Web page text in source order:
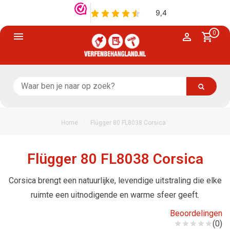
0
Home Flügger 80 FL8038 Corsica
Flügger 80 FL8038 Corsica
Corsica brengt een natuurlijke, levendige uitstraling die elke
ruimte een uitnodigende en warme sfeer geeft.
Beoordelingen
(0)